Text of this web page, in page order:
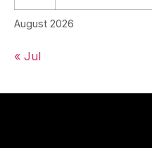
August 2026
« Jul